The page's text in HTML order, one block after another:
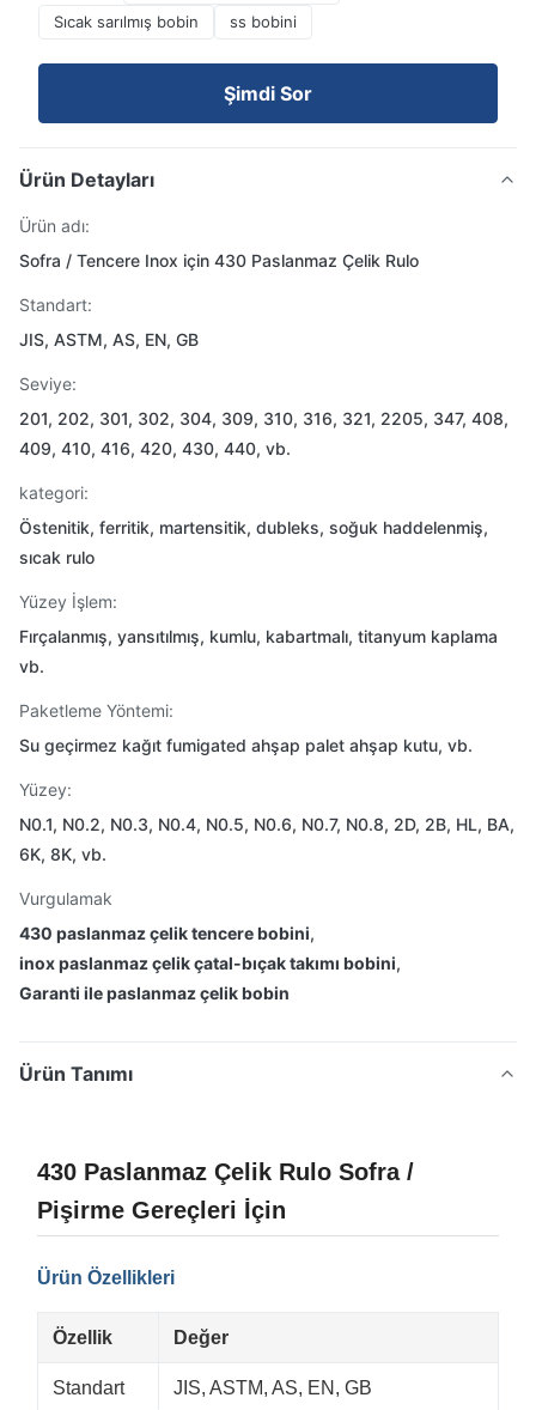
Sıcak sarılmış bobin
ss bobini
Şimdi Sor
Ürün Detayları
Ürün adı:
Sofra / Tencere Inox için 430 Paslanmaz Çelik Rulo
Standart:
JIS, ASTM, AS, EN, GB
Seviye:
201, 202, 301, 302, 304, 309, 310, 316, 321, 2205, 347, 408,
409, 410, 416, 420, 430, 440, vb.
kategori:
Östenitik, ferritik, martensitik, dubleks, soğuk haddelenmiş,
sıcak rulo
Yüzey İşlem:
Fırçalanmış, yansıtılmış, kumlu, kabartmalı, titanyum kaplama
vb.
Paketleme Yöntemi:
Su geçirmez kağıt fumigated ahşap palet ahşap kutu, vb.
Yüzey:
N0.1, N0.2, N0.3, N0.4, N0.5, N0.6, N0.7, N0.8, 2D, 2B, HL, BA,
6K, 8K, vb.
Vurgulamak
430 paslanmaz çelik tencere bobini,
inox paslanmaz çelik çatal-bıçak takımı bobini,
Garanti ile paslanmaz çelik bobin
Ürün Tanımı
430 Paslanmaz Çelik Rulo Sofra /
Pişirme Gereçleri İçin
Ürün Özellikleri
Özellik Değer
Standart JIS, ASTM, AS, EN, GB